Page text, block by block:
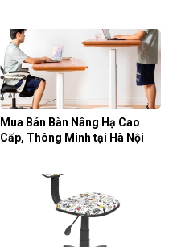
Mua Bán Bàn Nâng Hạ Cao
Cấp, Thông Minh tại Hà Nội